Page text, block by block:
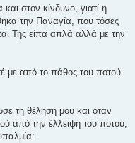
στον κίνδυνο, γιατί η
την Παναγία, που τόσες
Της είπα απλά αλλά με την
με από το πάθος του ποτού
τη θέλησή μου και όταν
από την έλλειψη του ποτού,